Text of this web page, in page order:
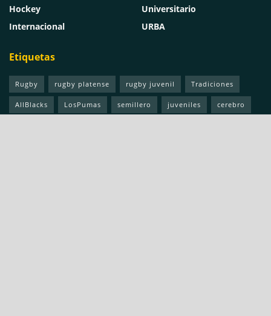
Hockey
Internacional
Universitario
URBA
Etiquetas
Rugby rugby platense rugby juvenil Tradiciones
AllBlacks LosPumas semillero juveniles cerebro